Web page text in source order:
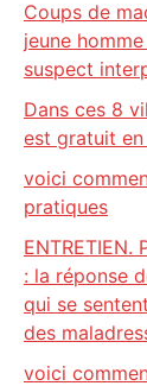
Coups de
jeune
suspect
Dans ces 8
est gratuit
voici
pratiques
: la réponse
qui se
des
voici